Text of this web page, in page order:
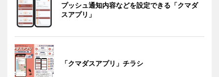
プッシュ通知内容などを設定できる「クマダ
スアプリ」
「クマダスアプリ」チラシ